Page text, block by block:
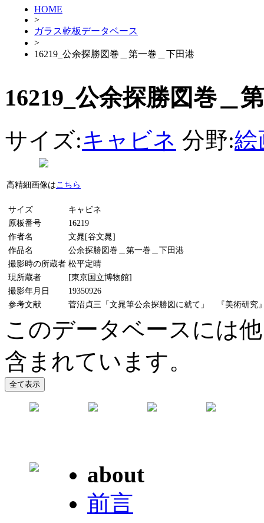
HOME
>
ガラス乾板データベース
>
16219_公余探勝図巻＿第一巻＿下田港
16219_公余探勝図巻＿
サイズ:キャビネ 分野:絵
高精細画像はこちら
サイズ
キャビネ
原板番号
16219
作者名
文晁[谷文晁]
作品名
公余探勝図巻＿第一巻＿下田港
撮影時の所蔵者 松平定晴
現所蔵者
[東京国立博物館]
撮影年月日
19350926
参考文献
菅沼貞三「文晁筆公余探勝図に就て」 『美術研究
このデータベースには
含まれています。
about
前言